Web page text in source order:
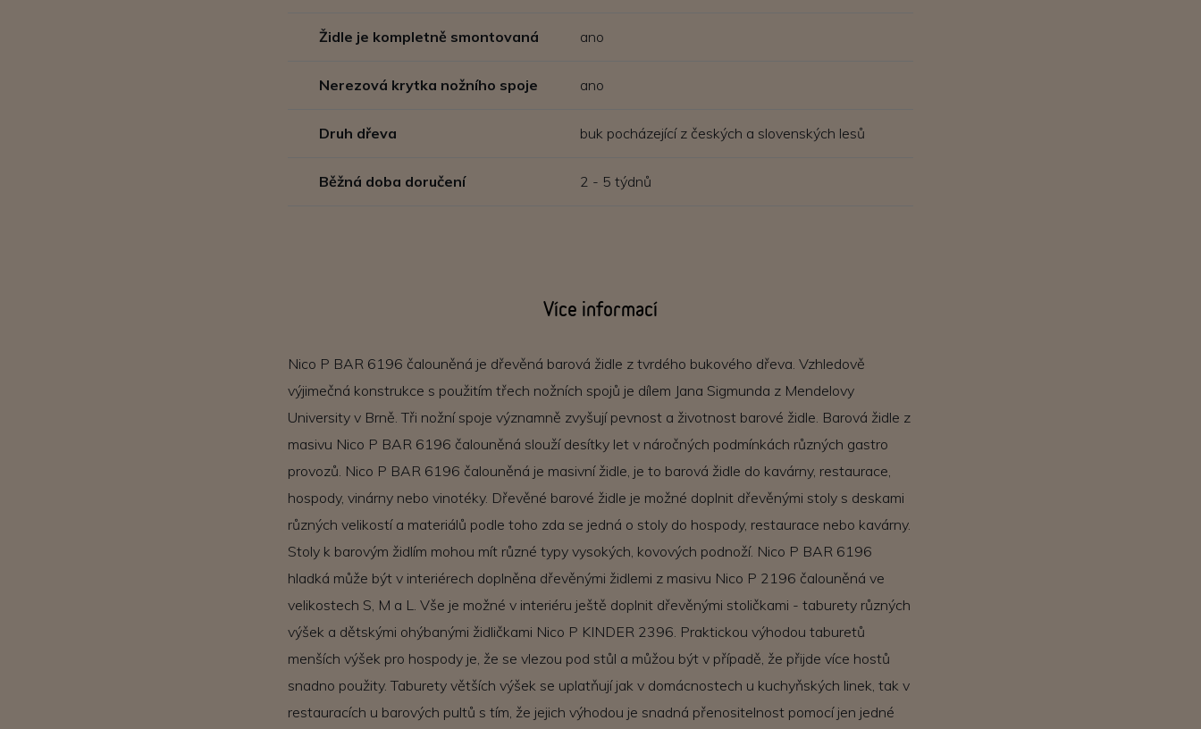
Židle je kompletně smontovaná ano
Nerezová krytka nožního spoje ano
Druh dřeva buk pocházející z českých a slovenských lesů
Běžná doba doručení 2 - 5 týdnů
Více informací
Nico P BAR 6196 čalouněná je dřevěná barová židle z tvrdého bukového dřeva. Vzhledově
výjimečná konstrukce s použitím třech nožních spojů je dílem Jana Sigmunda z Mendelovy
University v Brně. Tři nožní spoje významně zvyšují pevnost a životnost barové židle. Barová židle z
masivu Nico P BAR 6196 čalouněná slouží desítky let v náročných podmínkách různých gastro
provozů. Nico P BAR 6196 čalouněná je masivní židle, je to barová židle do kavárny, restaurace,
hospody, vinárny nebo vinotéky. Dřevěné barové židle je možné doplnit dřevěnými stoly s deskami
různých velikostí a materiálů podle toho zda se jedná o stoly do hospody, restaurace nebo kavárny.
Stoly k barovým židlím mohou mít různé typy vysokých, kovových podnoží. Nico P BAR 6196
hladká může být v interiérech doplněna dřevěnými židlemi z masivu Nico P 2196 čalouněná ve
velikostech S, M a L. Vše je možné v interiéru ještě doplnit dřevěnými stoličkami - taburety různých
výšek a dětskými ohýbanými židličkami Nico P KINDER 2396. Praktickou výhodou taburetů
menších výšek pro hospody je, že se vlezou pod stůl a můžou být v případě, že přijde více hostů
snadno použity. Taburety větších výšek se uplatňují jak v domácnostech u kuchyňských linek, tak v
restauracích u barových pultů s tím, že jejich výhodou je snadná přenositelnost pomocí jen jedné